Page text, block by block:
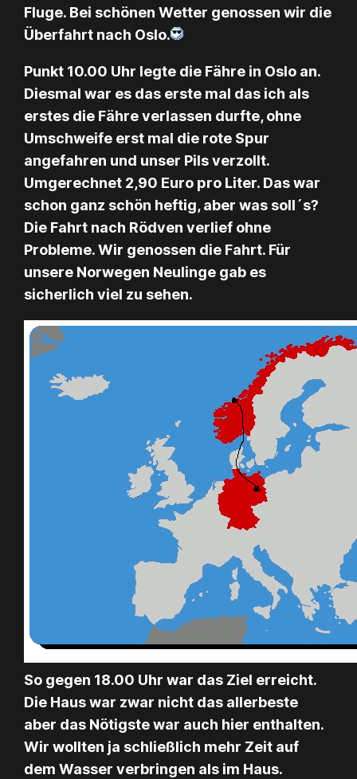
Fluge. Bei schönen Wetter genossen wir die
Überfahrt nach Oslo.
Punkt 10.00 Uhr legte die Fähre in Oslo an.
Diesmal war es das erste mal das ich als
erstes die Fähre verlassen durfte, ohne
Umschweife erst mal die rote Spur
angefahren und unser Pils verzollt.
Umgerechnet 2,90 Euro pro Liter. Das war
schon ganz schön heftig, aber was soll´s?
Die Fahrt nach Rödven verlief ohne
Probleme. Wir genossen die Fahrt. Für
unsere Norwegen Neulinge gab es
sicherlich viel zu sehen.
So gegen 18.00 Uhr war das Ziel erreicht.
Die Haus war zwar nicht das allerbeste
aber das Nötigste war auch hier enthalten.
Wir wollten ja schließlich mehr Zeit auf
dem Wasser verbringen als im Haus.